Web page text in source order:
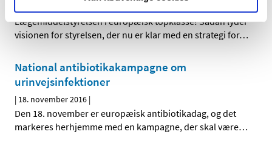
Lægemiddelstyrelsen i europæisk topklasse! Sådan lyder
visionen for styrelsen, der nu er klar med en strategi for…
National antibiotikakampagne om
urinvejsinfektioner
| 18. november 2016 |
Den 18. november er europæisk antibiotikadag, og det
markeres herhjemme med en kampagne, der skal være…